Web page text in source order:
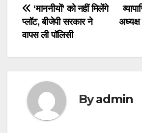
Post
navigation
‘माननीयों’ को नहीं मिलेंगे
प्लॉट, बीजेपी सरकार ने
वापस ली पॉलिसी
Byadmin